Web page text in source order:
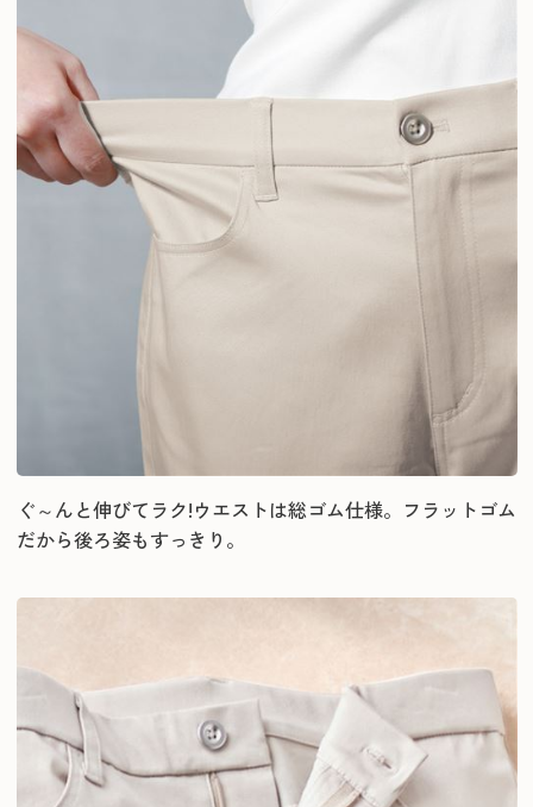
ぐ～んと伸びてラク!ウエストは総ゴム仕様。フラットゴム
だから後ろ姿もすっきり。